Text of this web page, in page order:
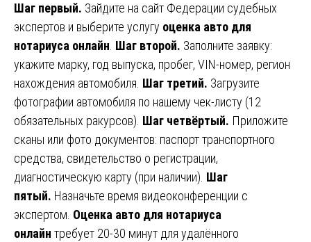
Шаг первый. Зайдите на сайт Федерации судебных
экспертов и выберите услугу оценка авто для
нотариуса онлайн. Шаг второй. Заполните заявку:
укажите марку, год выпуска, пробег, VIN-номер, регион
нахождения автомобиля. Шаг третий. Загрузите
фотографии автомобиля по нашему чек-листу (12
обязательных ракурсов). Шаг четвёртый. Приложите
сканы или фото документов: паспорт транспортного
средства, свидетельство о регистрации,
диагностическую карту (при наличии). Шаг
пятый. Назначьте время видеоконференции с
экспертом. Оценка авто для нотариуса
онлайн требует 20-30 минут для удалённого